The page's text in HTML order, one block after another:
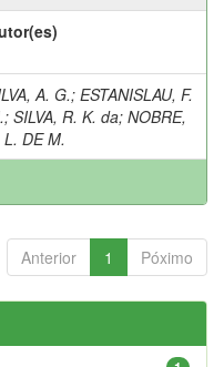
A. G.; ESTANISLAU, F.
; SILVA, R. K. da; NOBRE,
DE M.
Anterior 1 Póximo